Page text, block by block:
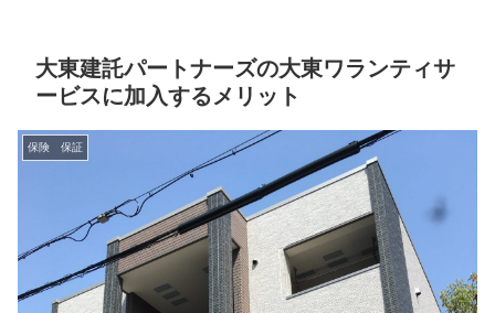
大東建託パートナーズの大東ワランティサ
ービスに加入するメリット
保険 保証